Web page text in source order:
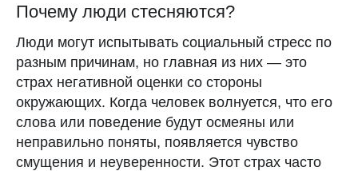
Почему люди стесняются?
Люди могут испытывать социальный стресс по
разным причинам, но главная из них — это
страх негативной оценки со стороны
окружающих. Когда человек волнуется, что его
слова или поведение будут осмеяны или
неправильно поняты, появляется чувство
смущения и неуверенности. Этот страх часто